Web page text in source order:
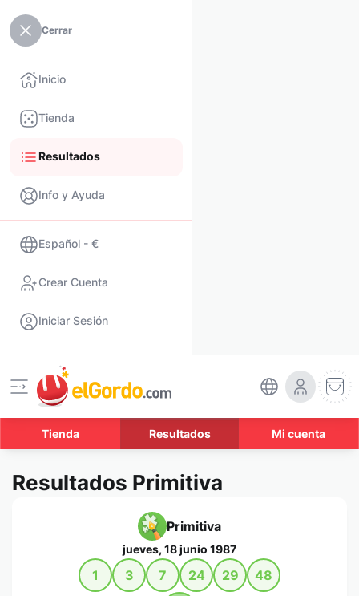
Cerrar
Inicio
Tienda
Resultados
Info y Ayuda
Español - €
Crear Cuenta
Iniciar Sesión
Tienda Resultados Mi cuenta
Resultados Primitiva
Primitiva
jueves, 18 junio 1987
1 3 7 24 29 48